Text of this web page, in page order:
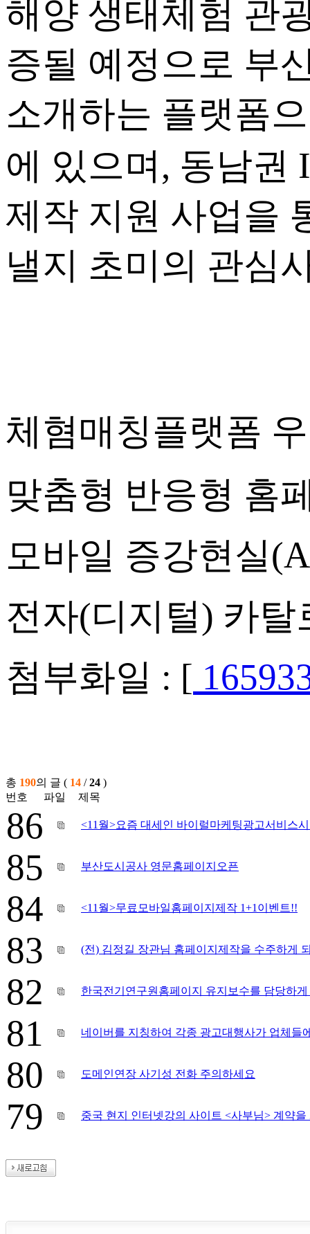
해양 생태체험 관
증될 예정으로 부
소개하는 플랫폼
에 있으며, 동남권
제작 지원 사업을
낼지 초미의 관심
체혐매칭플랫폼
맞춤형 반응형 홈
모바일 증강현실
전자(디지털) 카
첨부화일 : [
총 190의 글 ( 14 /24 )
번호
파일 제목
86 <11월>요즘 대세인 바이럴마케팅광고서비스
85 부산도시공사 영문홈페이지오픈
84 <11월>무료모바일홈페이지제작 1+1이벤트!!
83 (전) 김정길 장관님 홈페이지제작을 수주하게
82 한국전기연구원홈페이지 유지보수를 담당하
81 네이버를 지칭하여 각종 광고대행사가 업체들
80 도메인연장 사기성 전화 주의하세요
79 중국 현지 인터넷강의 사이트 <사부님> 계약